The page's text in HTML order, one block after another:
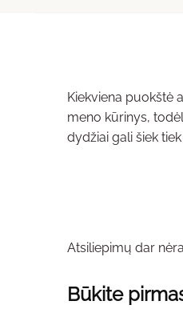
Kiekviena puokštė
meno kūrinys,
dydžiai gali šiek tiek
Atsiliepimų dar
Būkite